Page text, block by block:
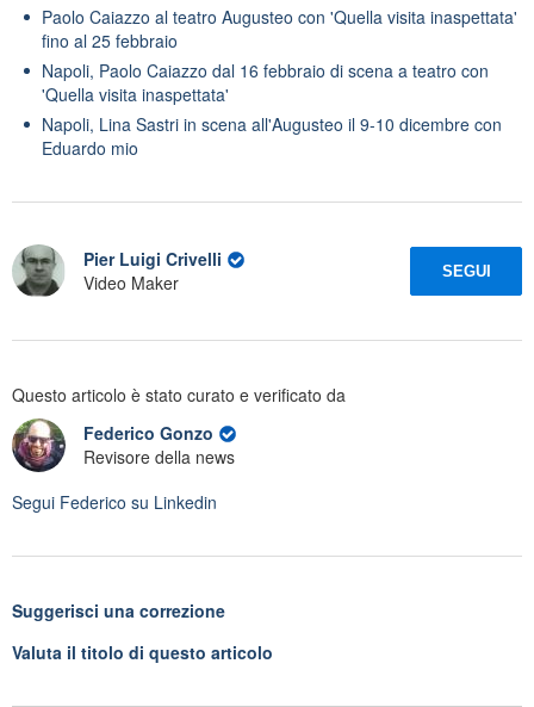
Paolo Caiazzo al teatro Augusteo con 'Quella visita inaspettata'
fino al 25 febbraio
Napoli, Paolo Caiazzo dal 16 febbraio di scena a teatro con
'Quella visita inaspettata'
Napoli, Lina Sastri in scena all'Augusteo il 9-10 dicembre con
Eduardo mio
Pier Luigi Crivelli
Video Maker
SEGUI
Questo articolo è stato curato e verificato da
Federico Gonzo
Revisore della news
Segui Federico su Linkedin
Suggerisci una correzione
Valuta il titolo di questo articolo